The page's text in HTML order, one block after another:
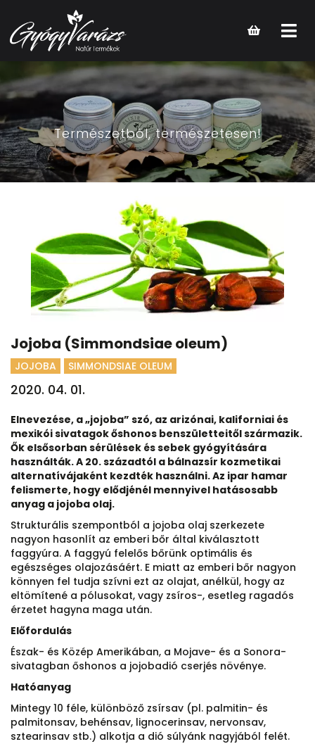
Open
main
Természetből, természetesen!
Jojoba (Simmondsiae oleum)
JOJOBA SIMMONDSIAE OLEUM
2020. 04. 01.
Elnevezése, a „jojoba” szó, az arizónai, kaliforniai és
mexikói sivatagok őshonos benszületteitől származik.
Ők elsősorban sérülések és sebek gyógyítására
használták. A 20. századtól a bálnazsír kozmetikai
alternatívájaként kezdték használni. Az ipar hamar
felismerte, hogy elődjénél mennyivel hatásosabb
anyag a jojoba olaj.
Strukturális szempontból a jojoba olaj szerkezete
nagyon hasonlít az emberi bőr által kiválasztott
faggyúra. A faggyú felelős bőrünk optimális és
egészséges olajozásáért. E miatt az emberi bőr nagyon
könnyen fel tudja szívni ezt az olajat, anélkül, hogy az
eltömítené a pólusokat, vagy zsíros-, esetleg ragadós
érzetet hagyna maga után.
Előfordulás
Észak- és Közép Amerikában, a Mojave- és a Sonora-
sivatagban őshonos a jojobadió cserjés növénye.
Hatóanyag
Mintegy 10 féle, különböző zsírsav (pl. palmitin- és
palmitonsav, behénsav, lignocerinsav, nervonsav,
sztearinsav stb.) alkotja a dió súlyánk nagyjából felét.